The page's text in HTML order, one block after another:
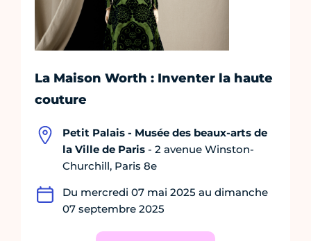
La Maison Worth : Inventer la haute
couture
Petit Palais - Musée des beaux-arts de
la Ville de Paris - 2 avenue Winston-
Churchill, Paris 8e
Du mercredi 07 mai 2025 au dimanche
07 septembre 2025